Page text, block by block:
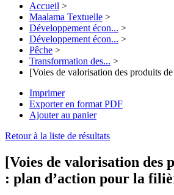
Accueil >
Maalama Textuelle >
Développement écon... >
Développement écon... >
Pêche >
Transformation des... >
[Voies de valorisation des produits
Imprimer
Exporter en format PDF
Ajouter au panier
Retour à la liste de résultats
[Voies de valorisation
: plan d’action pour la